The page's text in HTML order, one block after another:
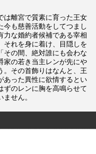
は離宮で質素に育った王女
今も慈善活動をしてつまし
力な婚約者候補である宰相
それを身に着け、目隠しを
その間、絶対誰にも会わな
家の若き当主レンが先にや
。その首飾りはなんと、王
あった異性に欲情するとい
ずのレンに胸を高鳴らせて
せん。